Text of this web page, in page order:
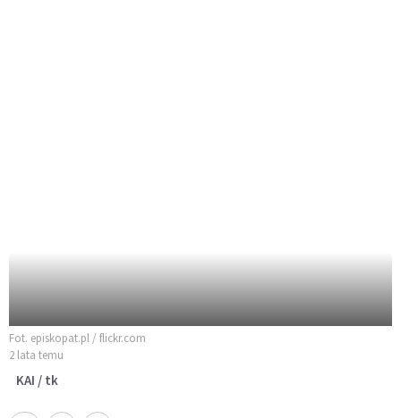
Fot. episkopat.pl / flickr.com
2 lata temu
KAI / tk